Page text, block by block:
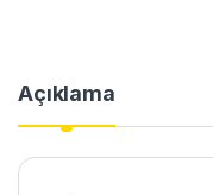
Açıklama